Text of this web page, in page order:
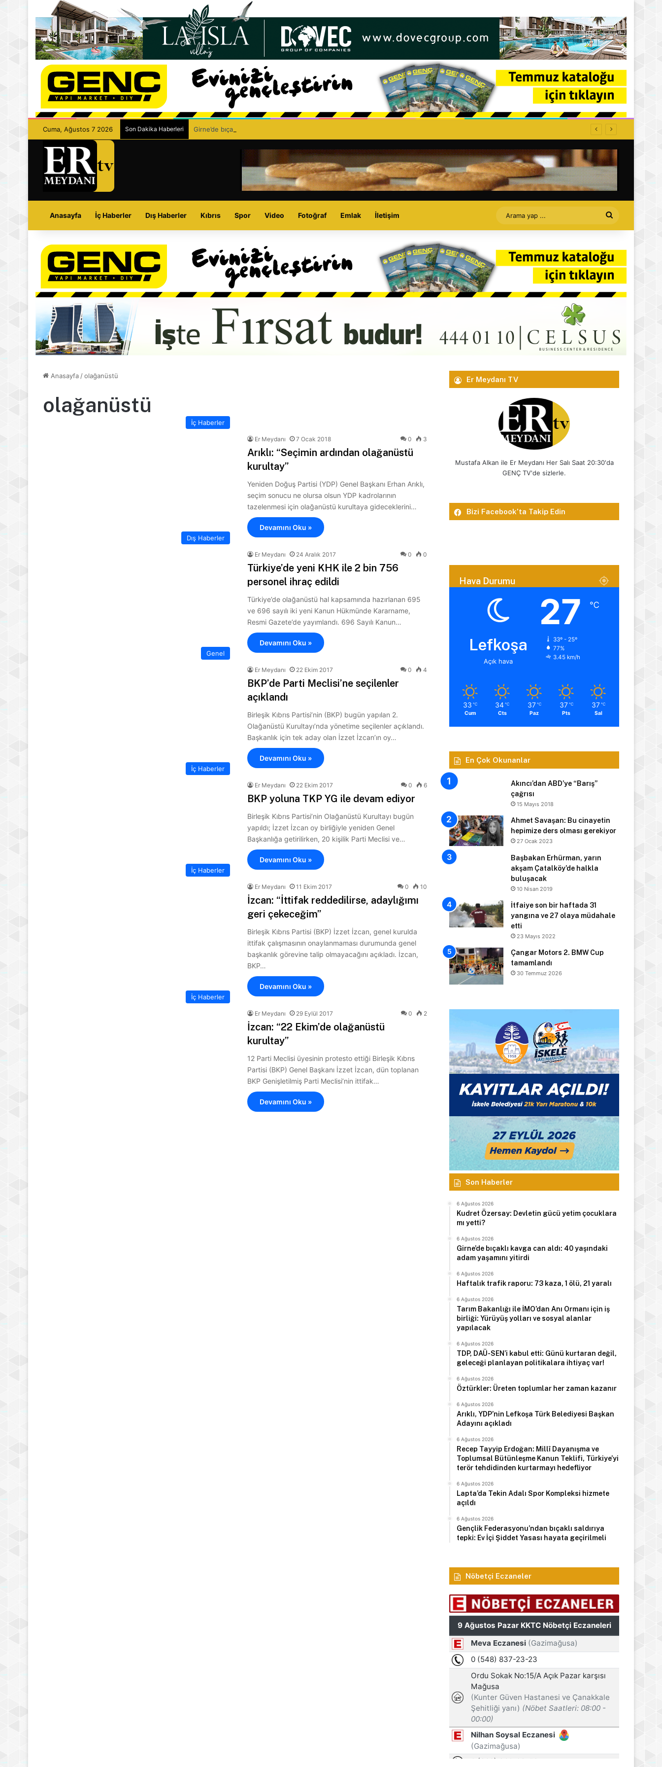
Cuma, Ağustos 7 2026 Son Dakika Haberleri Girne’de bıçaklı kavga can aldı: 40 yaşındaki adam yaşamını yitirdi
Anasayfa İç Haberler Dış Haberler Kıbrıs Spor Video Fotoğraf Emlak İletişim
Arama
yap
...
Anasayfa/olağanüstü
olağanüstü
İç Haberler
Er Meydanı 7 Ocak 2018 0 3
Arıklı: “Seçimin ardından olağanüstü
kurultay”
Yeniden Doğuş Partisi (YDP) Genel Başkanı Erhan Arıklı,
seçim sonucu ne olursa olsun YDP kadrolarının
tazelenmesi için olağanüstü kurultaya gideceklerini…
Devamını Oku »
Dış Haberler
Er Meydanı 24 Aralık 2017 0 0
Türkiye’de yeni KHK ile 2 bin 756
personel ihraç edildi
Türkiye’de olağanüstü hal kapsamında hazırlanan 695
ve 696 sayılı iki yeni Kanun Hükmünde Kararname,
Resmi Gazete’de yayımlandı. 696 Sayılı Kanun…
Devamını Oku »
Genel
Er Meydanı 22 Ekim 2017 0 4
BKP’de Parti Meclisi’ne seçilenler
açıklandı
Birleşik Kıbrıs Partisi’nin (BKP) bugün yapılan 2.
Olağanüstü Kurultayı’nda yönetime seçilenler açıklandı.
Başkanlık için tek aday olan İzzet İzcan’ın oy…
Devamını Oku »
İç Haberler
Er Meydanı 22 Ekim 2017 0 6
BKP yoluna TKP YG ile devam ediyor
Birleşik Kıbrıs Partisi’nin Olağanüstü Kurultayı bugün
yapıldı; İzzet İzcan oy birliğiyle yeniden Genel
Başkanlığa getirilirken, 20 kişilik Parti Meclisi ve…
Devamını Oku »
İç Haberler
Er Meydanı 11 Ekim 2017 0 10
İzcan: “İttifak reddedilirse, adaylığımı
geri çekeceğim”
Birleşik Kıbrıs Partisi (BKP) İzzet İzcan, genel kurulda
ittifak çalışmasının onaylanmaması durumunda genel
başkanlık görevine talip olmayacağını açıkladı. İzcan,
BKP…
Devamını Oku »
İç Haberler
Er Meydanı 29 Eylül 2017 0 2
İzcan: “22 Ekim’de olağanüstü
kurultay”
12 Parti Meclisi üyesinin protesto ettiği Birleşik Kıbrıs
Partisi (BKP) Genel Başkanı İzzet İzcan, dün toplanan
BKP Genişletilmiş Parti Meclisi’nin ittifak…
Devamını Oku »
Er Meydanı TV
Mustafa Alkan ile Er Meydanı Her Salı Saat 20:30'da
GENÇ TV'de sizlerle.
Bizi Facebook’ta Takip Edin
Hava Durumu
Lefkoşa
Açık hava
27 ℃
33º - 25º
77%
3.45 km/h
33 ℃
Cum
34 ℃
Cts
37 ℃
Paz
37 ℃
Pts
37 ℃
Sal
En Çok Okunanlar
Akıncı’dan ABD’ye “Barış”
çağrısı
15 Mayıs 2018
Ahmet Savaşan: Bu cinayetin
hepimize ders olması gerekiyor
27 Ocak 2023
Başbakan Erhürman, yarın
akşam Çatalköy’de halkla
buluşacak
10 Nisan 2019
İtfaiye son bir haftada 31
yangına ve 27 olaya müdahale
etti
23 Mayıs 2022
Çangar Motors 2. BMW Cup
tamamlandı
30 Temmuz 2026
Son Haberler
6 Ağustos 2026
Kudret Özersay: Devletin gücü yetim çocuklara
mı yetti?
6 Ağustos 2026
Girne’de bıçaklı kavga can aldı: 40 yaşındaki
adam yaşamını yitirdi
6 Ağustos 2026
Haftalık trafik raporu: 73 kaza, 1 ölü, 21 yaralı
6 Ağustos 2026
Tarım Bakanlığı ile İMO’dan Anı Ormanı için iş
birliği: Yürüyüş yolları ve sosyal alanlar
yapılacak
6 Ağustos 2026
TDP, DAÜ-SEN’i kabul etti: Günü kurtaran değil,
geleceği planlayan politikalara ihtiyaç var!
6 Ağustos 2026
Öztürkler: Üreten toplumlar her zaman kazanır
6 Ağustos 2026
Arıklı, YDP’nin Lefkoşa Türk Belediyesi Başkan
Adayını açıkladı
6 Ağustos 2026
Recep Tayyip Erdoğan: Millî Dayanışma ve
Toplumsal Bütünleşme Kanun Teklifi, Türkiye’yi
terör tehdidinden kurtarmayı hedefliyor
6 Ağustos 2026
Lapta’da Tekin Adalı Spor Kompleksi hizmete
açıldı
6 Ağustos 2026
Gençlik Federasyonu’ndan bıçaklı saldırıya
tepki: Ev İçi Şiddet Yasası hayata geçirilmeli
Nöbetçi Eczaneler